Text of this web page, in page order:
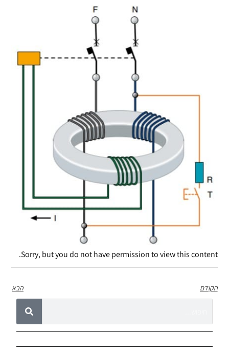
Sorry, but you do not have permission to view this content.
הקודם הבא